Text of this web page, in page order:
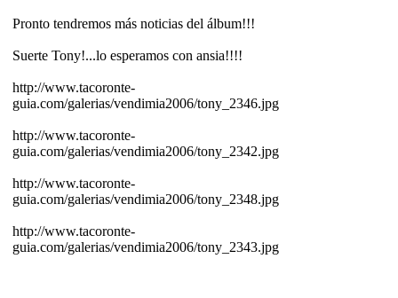
Pronto tendremos más noticias del álbum!!!
Suerte Tony!...lo esperamos con ansia!!!!
http://www.tacoronte-
guia.com/galerias/vendimia2006/tony_2346.jpg
http://www.tacoronte-
guia.com/galerias/vendimia2006/tony_2342.jpg
http://www.tacoronte-
guia.com/galerias/vendimia2006/tony_2348.jpg
http://www.tacoronte-
guia.com/galerias/vendimia2006/tony_2343.jpg